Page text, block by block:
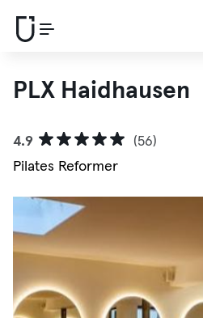
PLX Haidhausen
4.9
(56)
Pilates Reformer